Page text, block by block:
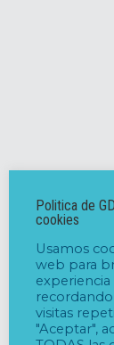
Politica de
cookies
Usamos
web para
visitas
"Aceptar",